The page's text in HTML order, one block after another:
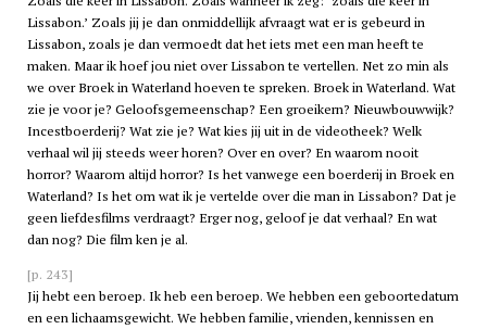
Lissabon.’ Zoals jij je dan onmiddellijk afvraagt wat er is gebeurd in
Lissabon, zoals je dan vermoedt dat het iets met een man heeft te
maken. Maar ik hoef jou niet over Lissabon te vertellen. Net zo min als
we over Broek in Waterland hoeven te spreken. Broek in Waterland. Wat
zie je voor je? Geloofsgemeenschap? Een groeikern? Nieuwbouwwijk?
Incestboerderij? Wat zie je? Wat kies jij uit in de videotheek? Welk
verhaal wil jij steeds weer horen? Over en over? En waarom nooit
horror? Waarom altijd horror? Is het vanwege een boerderij in Broek en
Waterland? Is het om wat ik je vertelde over die man in Lissabon? Dat je
geen liefdesfilms verdraagt? Erger nog, geloof je dat verhaal? En wat
dan nog? Die film ken je al.
[p. 243]
Jij hebt een beroep. Ik heb een beroep. We hebben een geboortedatum
en een lichaamsgewicht. We hebben familie, vrienden, kennissen en